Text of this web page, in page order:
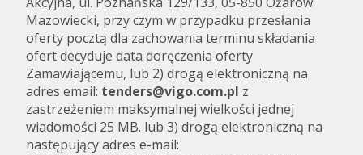
Mazowiecki, przy czym w przypadku przesłania
oferty pocztą dla zachowania terminu składania
ofert decyduje data doręczenia oferty
Zamawiającemu, lub 2) drogą elektroniczną na
adres email: tenders@vigo.com.pl z
zastrzeżeniem maksymalnej wielkości jednej
wiadomości 25 MB. lub 3) drogą elektroniczną na
następujący adres e-mail: